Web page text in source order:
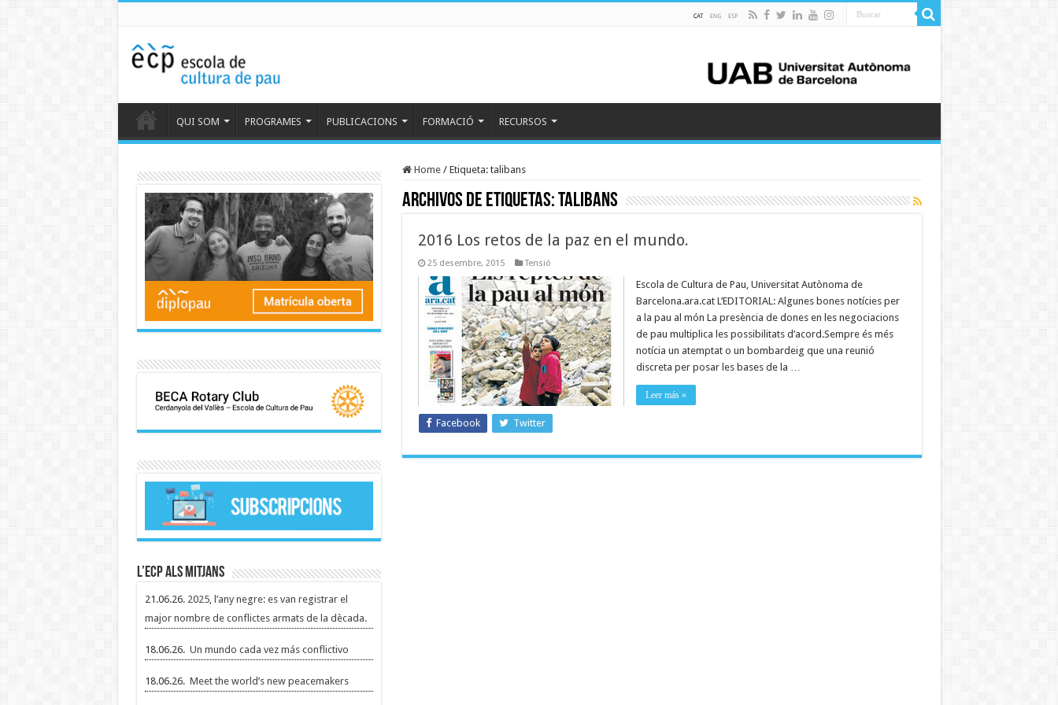
QUI SOM PROGRAMES PUBLICACIONS FORMACIÓ RECURSOS
Home / Etiqueta: talibans
Archivos de etiquetas:talibans
2016 Los retos de la paz en el mundo.
25 desembre, 2015 Tensió
Escola de Cultura de Pau, Universitat Autònoma de
Barcelona.ara.cat L’EDITORIAL: Algunes bones notícies per
a la pau al món La presència de dones en les negociacions
de pau multiplica les possibilitats d’acord.Sempre és més
notícia un atemptat o un bombardeig que una reunió
discreta per posar les bases de la …
Leer más »
Facebook Twitter
L’ECP als mitjans
21.06.26. 2025, l’any negre: es van registrar el
major nombre de conflictes armats de la dècada.
18.06.26. Un mundo cada vez más conflictivo
18.06.26. Meet the world’s new peacemakers